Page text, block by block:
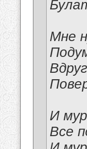
Мне
И
Все